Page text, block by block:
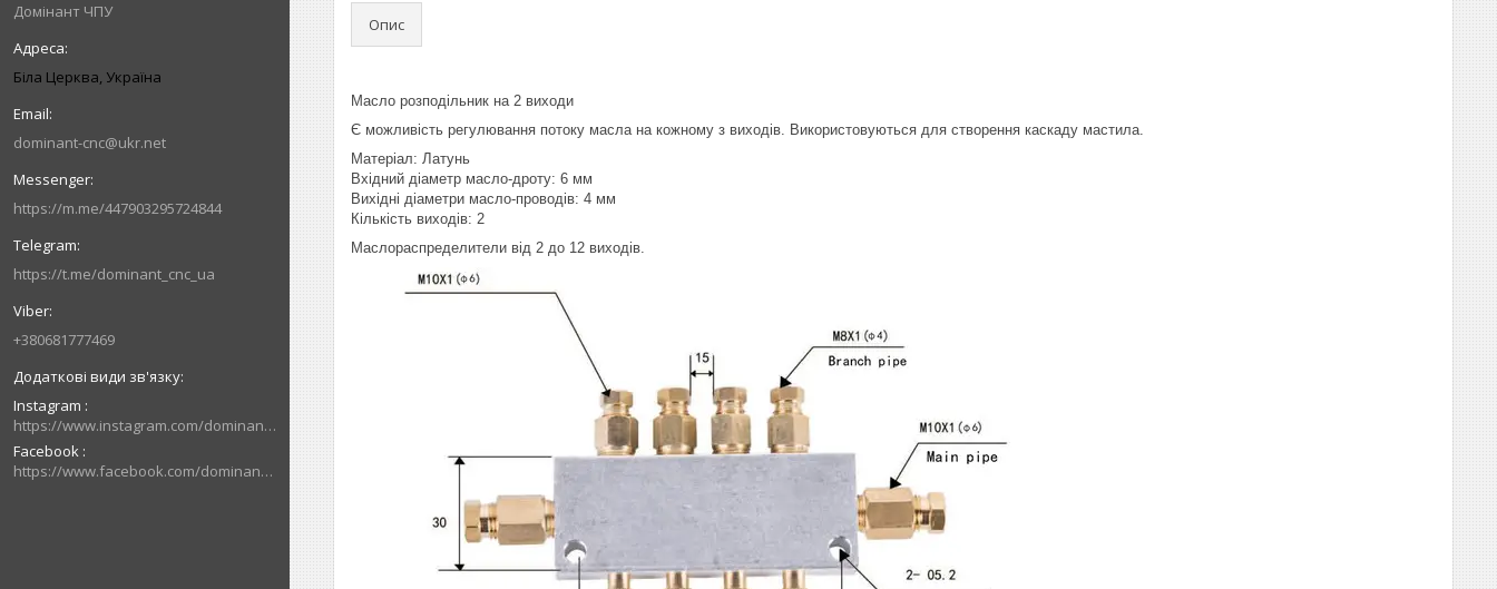
Домінант ЧПУ
Біла Церква, Україна
dominant-cnc@ukr.net
https://m.me/447903295724844
https://t.me/dominant_cnc_ua
+380681777469
Instagram
https://www.instagram.com/dominant_cnc
Facebook
https://www.facebook.com/dominantcnc
Опис
Масло розподільник на 2 виходи
Є можливість регулювання потоку масла на кожному з виходів. Використовуються для створення каскаду мастила.
Матеріал: Латунь
Вхідний діаметр масло-дроту: 6 мм
Вихідні діаметри масло-проводів: 4 мм
Кількість виходів: 2
Маслораспределители від 2 до 12 виходів.